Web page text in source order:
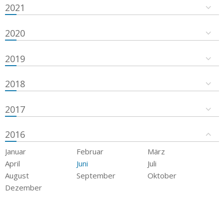
2021
2020
2019
2018
2017
2016
Januar Februar
März
April
Juni
Juli
August
September
Oktober
Dezember